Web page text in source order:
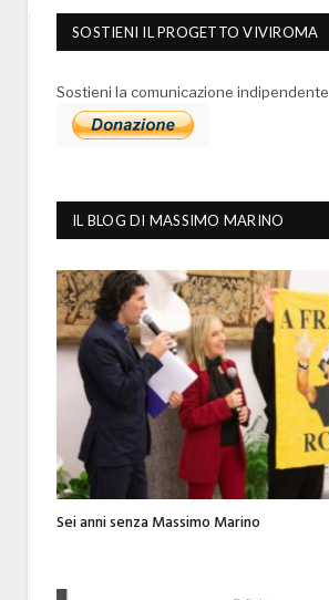
SOSTIENI IL PROGETTO VIVIROMA
Sostieni la comunicazione indipendente
IL BLOG DI MASSIMO MARINO
Sei anni senza Massimo Marino